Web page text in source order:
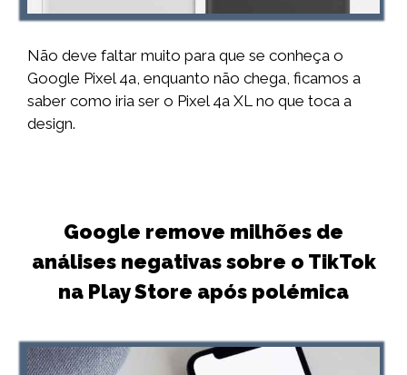
Não deve faltar muito para que se conheça o
Google Pixel 4a, enquanto não chega, ficamos a
saber como iria ser o Pixel 4a XL no que toca a
design.
Google remove milhões de
análises negativas sobre o TikTok
na Play Store após polémica